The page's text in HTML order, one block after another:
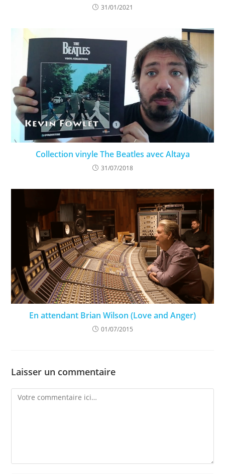
31/01/2021
Collection vinyle The Beatles avec Altaya
31/07/2018
En attendant Brian Wilson (Love and Anger)
01/07/2015
Laisser un commentaire
Comment